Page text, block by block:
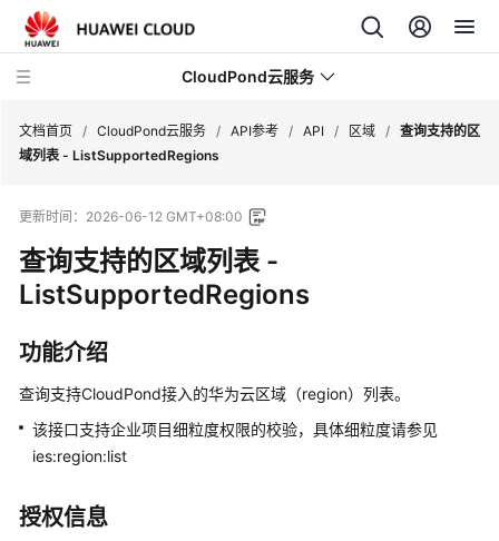
CloudPond云服务
品
介
绍
速
门
用
南
文档首页 / CloudPond云服务 / API参考 / API / 区域 / 查询支持的区
域列表 - ListSupportedRegions
更新时间： 2026-06-12 GMT+08:00
查询支持的区域列表 -
ListSupportedRegions
功能介绍
查询支持CloudPond接入的华为云区域（region）列表。
该接口支持企业项目细粒度权限的校验，具体细粒度请参见
ies:region:list
授权信息